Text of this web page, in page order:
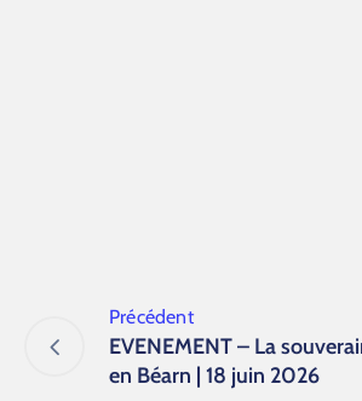
Précédent
EVENEMENT – La
en Béarn | 18 juin 2026